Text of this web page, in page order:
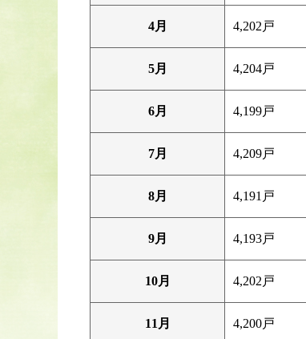
4月 4,202戸
5月 4,204戸
6月 4,199戸
7月 4,209戸
8月 4,191戸
9月 4,193戸
10月 4,202戸
11月 4,200戸